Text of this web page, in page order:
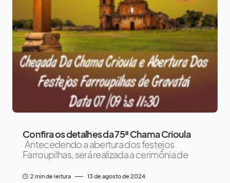
Confira os detalhes da 75ª Chama Crioula
Antecedendo a abertura dos festejos
Farroupilhas, será realizada a cerimônia de
2 min de leitura 13 de agosto de 2024